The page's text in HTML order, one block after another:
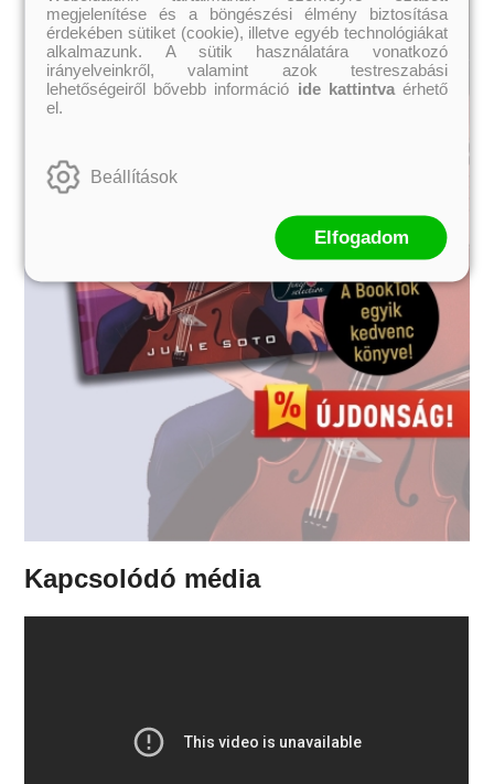
Kapcsolódó média
megjelenítése és a böngészési élmény biztosítása
érdekében sütiket (cookie), illetve egyéb technológiákat
alkalmazunk. A sütik használatára vonatkozó
irányelveinkről, valamint azok testreszabási
lehetőségeiről bővebb információ ide kattintvaérhető
el.
Beállítások
Elfogadom